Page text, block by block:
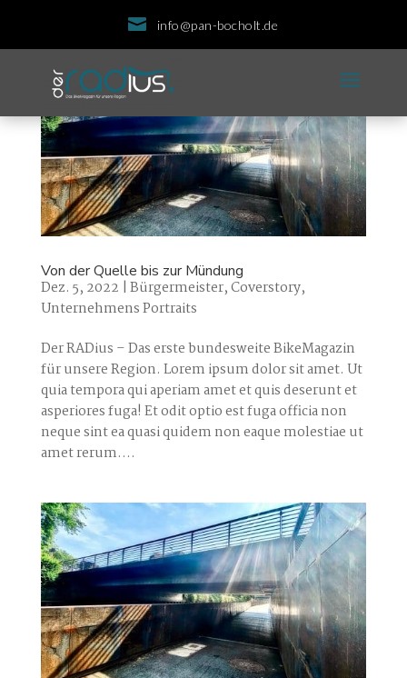
 info@pan-bocholt.de
a
Von der Quelle bis zur Mündung
Dez. 5, 2022 | Bürgermeister,Coverstory,
Unternehmens Portraits
Der RADius – Das erste bundesweite BikeMagazin
für unsere Region. Lorem ipsum dolor sit amet. Ut
quia tempora qui aperiam amet et quis deserunt et
asperiores fuga! Et odit optio est fuga officia non
neque sint ea quasi quidem non eaque molestiae ut
amet rerum....